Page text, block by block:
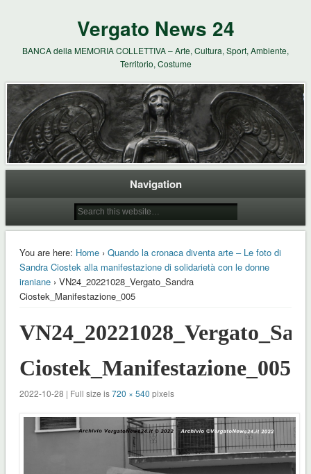
Vergato News 24
BANCA della MEMORIA COLLETTIVA – Arte, Cultura, Sport, Ambiente,
Territorio, Costume
Navigation
You are here: Home› Quando la cronaca diventa arte – Le foto di
Sandra Ciostek alla manifestazione di solidarietà con le donne
iraniane› VN24_20221028_Vergato_Sandra
Ciostek_Manifestazione_005
Ciostek_Manifestazione_005
2022-10-28 | Full size is720 × 540 pixels